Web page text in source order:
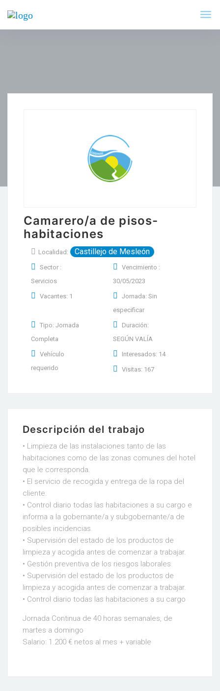
Camarero/a de pisos-
habitaciones
Localidad: Castillejo de Mesleón
Sector :
Servicios
Vencimiento :
30/05/2023
Vacantes: 1
Jornada: Sin
especificar
Tipo: Jornada
Completa
Duración:
SEGÚN VALÍA
Vehículo
requerido
Interesados: 14
Visitas: 167
Descripción del trabajo
• Limpieza de las instalaciones tanto de las
habitaciones como de las zonas comunes del hotel
que le corresponda.
• El servicio de recogida y entrega de la ropa del
cliente.
• Control diario todas las habitaciones a su cargo e
informa a la gobernante/a y subgobernante/a de
posibles incidencias.
• Supervisión del estado de los productos de
limpieza y acogida antes de comenzar a trabajar.
• Gestión preventiva de los riesgos laborales.
• Supervisión del estado de los productos de
limpieza y acogida antes de comenzar a trabajar.
• Control diario todas las habitaciones a su cargo
Jornada Continua de 40 horas semanales, de
martes a domingo
Salario: 1.200 € netos al mes + variable